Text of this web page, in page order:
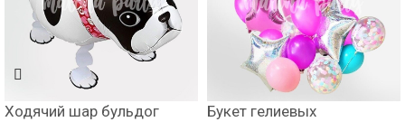
Ходячий шар бульдог
Букет гелиевых